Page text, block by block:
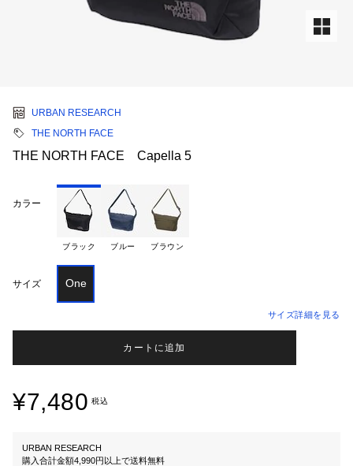
URBAN RESEARCH
THE NORTH FACE
THE NORTH FACE Capella 5
カラー
ブラック ブルー ブラウン
サイズ One
サイズ詳細を見る
カートに追加
¥7,480 税込
URBAN RESEARCH
購入合計金額4,990円以上で送料無料